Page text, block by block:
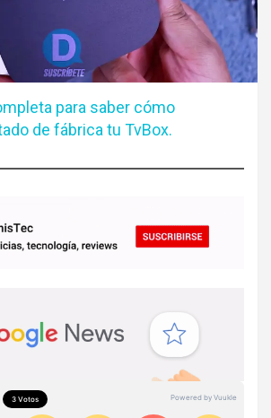
para saber cómo
de fábrica tu TvBox.